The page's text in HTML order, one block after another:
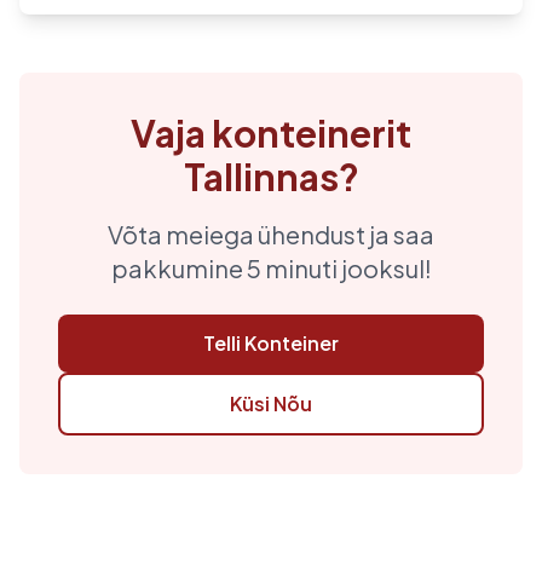
Vaja konteinerit
Tallinnas?
Võta meiega ühendust ja saa
pakkumine 5 minuti jooksul!
Telli Konteiner
Küsi Nõu